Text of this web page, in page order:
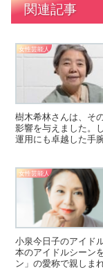
関連記事
女性芸能人
樹木希林さんは、そ
影響を与えました。
運用にも卓越した手
女性芸能人
小泉今日子のアイド
本のアイドルシーン
ン」の愛称で親しま